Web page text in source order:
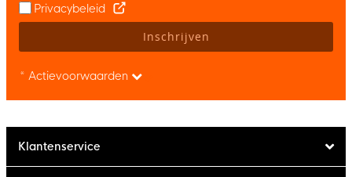
Privacybeleid
Inschrijven
* Actievoorwaarden
Klantenservice